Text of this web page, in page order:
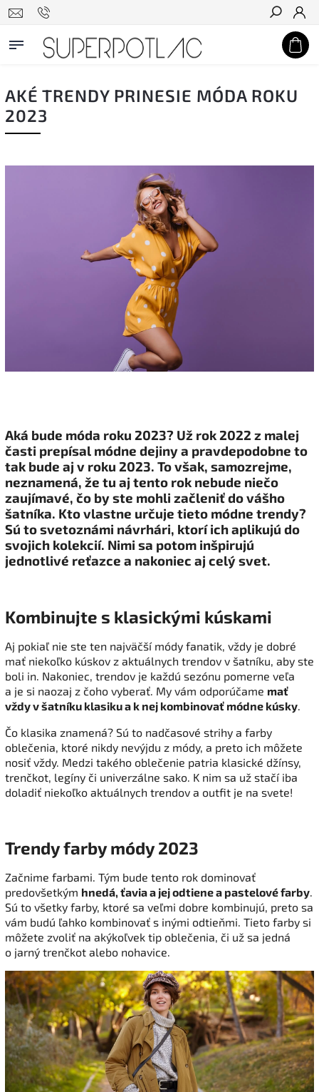
Hľadať
AKÉ TRENDY PRINESIE MÓDA ROKU
2023
Aká bude móda roku 2023? Už rok 2022 z malej
časti prepísal módne dejiny a pravdepodobne to
tak bude aj v roku 2023. To však, samozrejme,
neznamená, že tu aj tento rok nebude niečo
zaujímavé, čo by ste mohli začleniť do vášho
šatníka. Kto vlastne určuje tieto módne trendy?
Sú to svetoznámi návrhári, ktorí ich aplikujú do
svojich kolekcií. Nimi sa potom inšpirujú
jednotlivé reťazce a nakoniec aj celý svet.
Kombinujte s klasickými kúskami
Aj pokiaľ nie ste ten najväčší módy fanatik, vždy je dobré
mať niekoľko kúskov z aktuálnych trendov v šatníku, aby ste
boli in. Nakoniec, trendov je každú sezónu pomerne veľa
a je si naozaj z čoho vyberať. My vám odporúčame mať
vždy v šatníku klasiku a k nej kombinovať módne kúsky.
Čo klasika znamená? Sú to nadčasové strihy a farby
oblečenia, ktoré nikdy nevýjdu z módy, a preto ich môžete
nosiť vždy. Medzi takého oblečenie patria klasické džínsy,
trenčkot, legíny či univerzálne sako. K nim sa už stačí iba
doladiť niekoľko aktuálnych trendov a outfit je na svete!
Trendy farby módy 2023
Začnime farbami. Tým bude tento rok dominovať
predovšetkým hnedá, ťavia a jej odtiene a pastelové farby.
Sú to všetky farby, ktoré sa veľmi dobre kombinujú, preto sa
vám budú ľahko kombinovať s inými odtieňmi. Tieto farby si
môžete zvoliť na akýkoľvek tip oblečenia, či už sa jedná
o jarný trenčkot alebo nohavice.